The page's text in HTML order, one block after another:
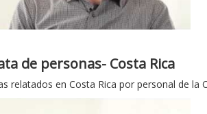
de personas- Costa Rica
relatados en Costa Rica por personal de la